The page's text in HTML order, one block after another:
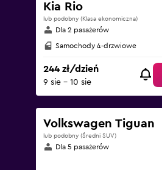
Kia Rio
lub podobny (Klasa ekonomiczna)
Dla 2 pasażerów
Samochody 4-drzwiowe
244 zł/dzień
9 sie - 10 sie
Volkswagen Tiguan
lub podobny (Średni SUV)
Dla 5 pasażerów